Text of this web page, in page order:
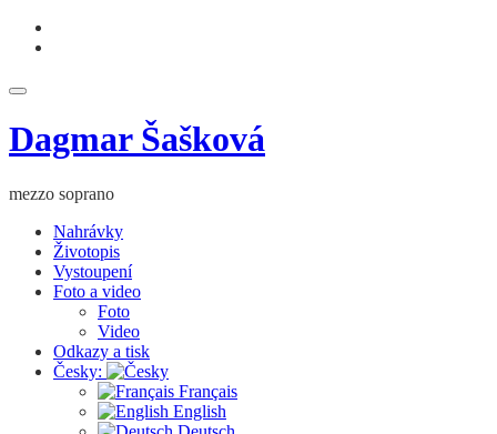
Skip
Toggle
Dagmar Šašková
mezzo soprano
Nahrávky
Životopis
Vystoupení
Foto a video
Foto
Video
Odkazy a tisk
Česky:
Français
English